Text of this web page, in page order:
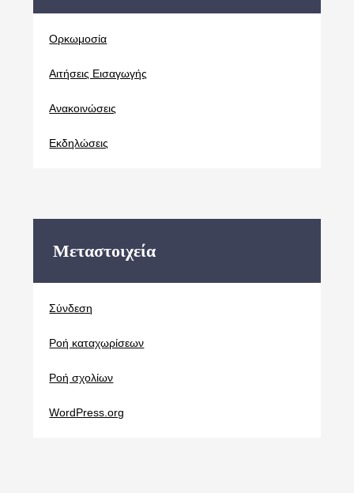
Oρκωμοσία
Αιτήσεις Εισαγωγής
Ανακοινώσεις
Εκδηλώσεις
Μεταστοιχεία
Σύνδεση
Ροή καταχωρίσεων
Ροή σχολίων
WordPress.org